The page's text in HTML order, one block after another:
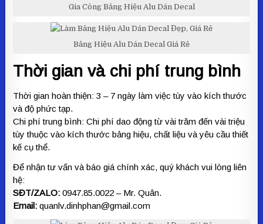
Gia Công Bảng Hiệu Alu Dán Decal
Bảng Hiệu Alu Dán Decal Giá Rẻ
Thời gian và chi phí trung bình
Thời gian hoàn thiện: 3 – 7 ngày làm việc tùy vào kích thước
và độ phức tạp.
Chi phí trung bình: Chi phí dao động từ vài trăm đến vài triệu
tùy thuộc vào kích thước bảng hiệu, chất liệu và yêu cầu thiết
kế cụ thể.
Để nhận tư vấn và báo giá chính xác, quý khách vui lòng liên
hệ:
SĐT/ZALO: 0947.85.0022 – Mr. Quân.
Email: quanlv.dinhphan@gmail.com